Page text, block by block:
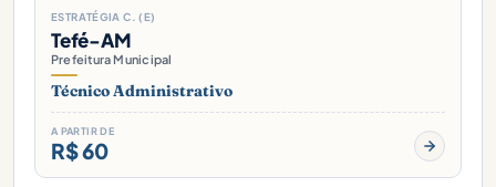
ESTRATÉGIA C. (E)
Tefé-AM
Prefeitura Municipal
Técnico Administrativo
A PARTIR DE
R$ 60